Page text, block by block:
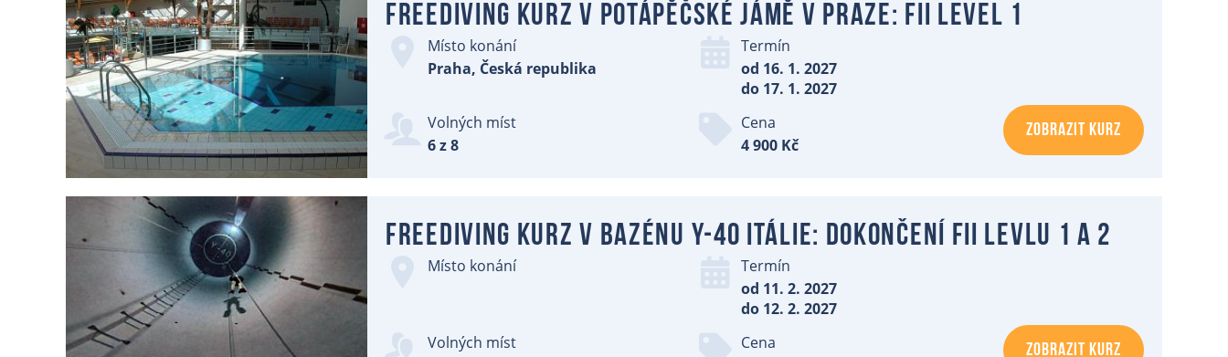
Freediving kurz v potápěčské jámě v Praze: FII level 1
Místo konání
Praha, Česká republika
Termín
od 16. 1. 2027
do 17. 1. 2027
Volných míst
6 z 8
Cena
4 900 Kč
ZOBRAZIT KURZ
Freediving kurz v bazénu Y-40 Itálie: dokončení FII levlu 1 a 2
Místo konání
Termín
od 11. 2. 2027
do 12. 2. 2027
Volných míst
Cena
ZOBRAZIT KURZ